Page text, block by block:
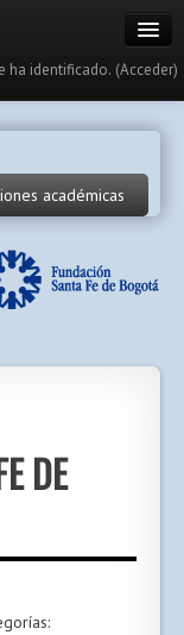
ha identificado. (Acceder)
académicas
DE